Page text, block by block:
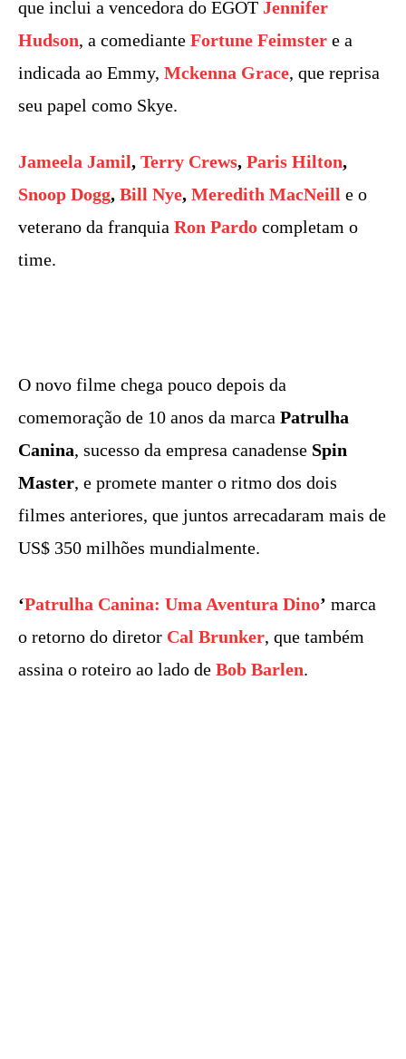
que inclui a vencedora do EGOT Jennifer
Hudson, a comediante Fortune Feimster e a
indicada ao Emmy, Mckenna Grace, que reprisa
seu papel como Skye.
Jameela Jamil, Terry Crews, Paris Hilton,
Snoop Dogg, Bill Nye, Meredith MacNeill e o
veterano da franquia Ron Pardo completam o
time.
O novo filme chega pouco depois da
comemoração de 10 anos da marca Patrulha
Canina, sucesso da empresa canadense Spin
Master, e promete manter o ritmo dos dois
filmes anteriores, que juntos arrecadaram mais de
US$ 350 milhões mundialmente.
‘Patrulha Canina: Uma Aventura Dino’ marca
o retorno do diretor Cal Brunker, que também
assina o roteiro ao lado de Bob Barlen.